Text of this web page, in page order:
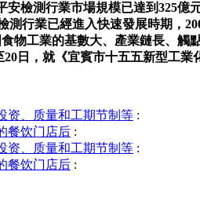
安檢測行業市場規模已達到325
測行業已經進入快速發展時期，
物工業的基數大、產業鏈長、
日，就《宜賓市十五五新型工
资、质量和工期节制等 :
餐饮门店后 :
资、质量和工期节制等 :
餐饮门店后 :